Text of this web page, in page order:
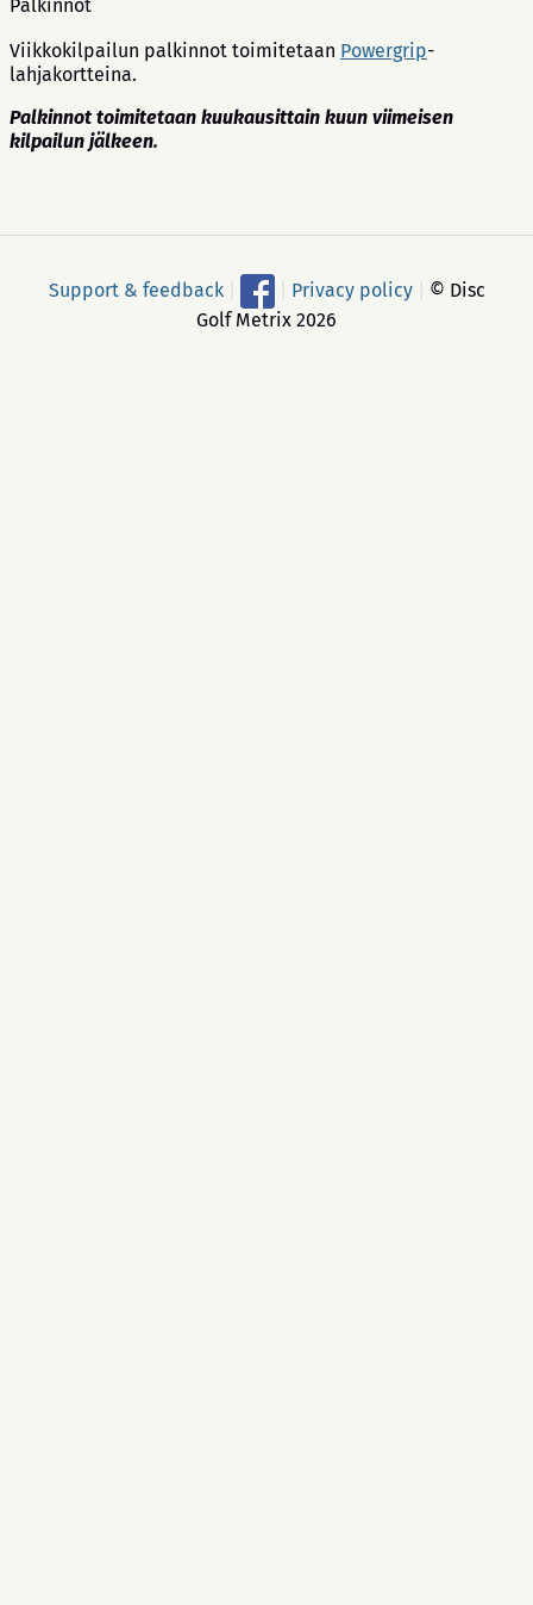
Palkinnot
Viikkokilpailun palkinnot toimitetaan Powergrip-
lahjakortteina.
Palkinnot toimitetaan kuukausittain kuun viimeisen
kilpailun jälkeen.
Support & feedback Privacy policy
© Disc
Golf Metrix 2026